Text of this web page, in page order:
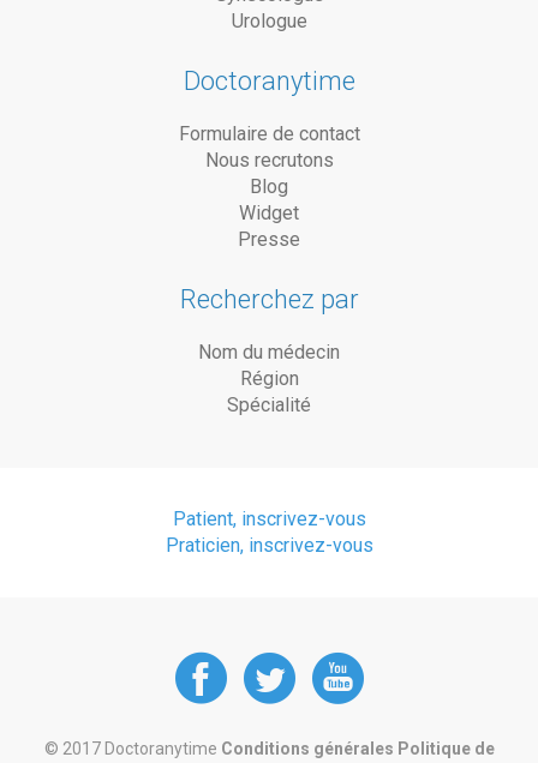
Urologue
Doctoranytime
Formulaire de contact
Nous recrutons
Blog
Widget
Presse
Recherchez par
Nom du médecin
Région
Spécialité
Patient, inscrivez-vous
Praticien, inscrivez-vous
DoctorAnyTime
at at at
© 2017 Doctoranytime Conditions générales Politique de